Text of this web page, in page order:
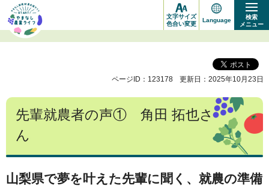
や
ま
な
規
就
農
応
援
文字サイズ
色合い変更
Language
検索
メニュー
ページID：123178 更新日：2025年10月23日
先輩就農者の声① 角田 拓也さ
ん
山梨県で夢を叶えた先輩に聞く、就農の準備